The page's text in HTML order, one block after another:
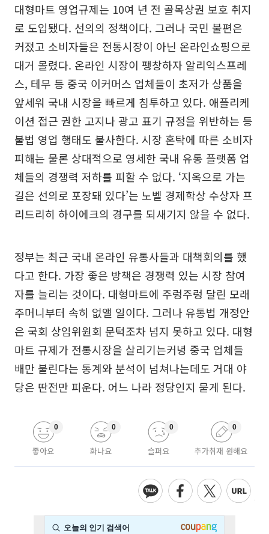
대형마트 영업규제는 10여 년 전 골목상권 보호 취지
로 도입됐다. 선의의 정책이다. 그러나 국민 불편은
커졌고 소비자들은 전통시장이 아닌 온라인쇼핑으로
대거 몰렸다. 온라인 시장이 팽창하자 알리익스프레
스, 테무 등 중국 이커머스 업체들이 초저가 상품을
앞세워 국내 시장을 빠르게 침투하고 있다. 애플리케
이션 접근 권한 고지나 광고 표기 규정을 위반하는 등
불법 영업 행태도 불사한다. 시장 혼탁에 따른 소비자
피해는 물론 상대적으로 영세한 국내 유통 플랫폼 업
체들의 경쟁력 저하를 피할 수 없다. ‘지옥으로 가는
길은 선의로 포장돼 있다’는 노벨 경제학상 수상자 프
리드리히 하이에크의 경구를 되새기지 않을 수 없다.
정부는 최근 국내 온라인 유통사들과 대책회의를 했
다고 한다. 가장 좋은 방책은 경쟁력 있는 시장 참여
자를 늘리는 것이다. 대형마트에 주렁주렁 달린 모래
주머니부터 속히 없앨 일이다. 그러나 유통법 개정안
은 국회 상임위원회 문턱조차 넘지 못하고 있다. 대형
마트 규제가 전통시장을 살리기는커녕 중국 업체들
배만 불린다는 통계와 분석이 넘쳐나는데도 거대 야
당은 딴전만 피운다. 어느 나라 정당인지 묻게 된다.
좋아요
0
화나요
0
슬퍼요
0
추가취재 원해요
0